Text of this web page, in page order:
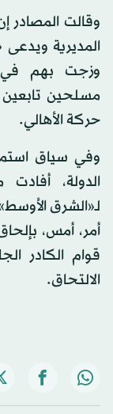
وقالت المصادر
وزجت بهم في
مسلحين تابعين
حركة الأهالي.
وفي سياق
الدولة،
لـ«الشرق
قوام الكادر
الالتحاق.